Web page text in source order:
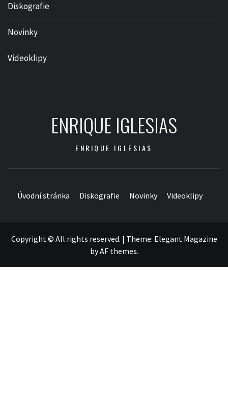
Diskografie
Novinky
Videoklipy
ENRIQUE IGLESIAS
ENRIQUE IGLESIAS
Úvodní stránka Diskografie Novinky Videoklipy
Copyright © All rights reserved. | Theme: Elegant Magazine
byAF themes.